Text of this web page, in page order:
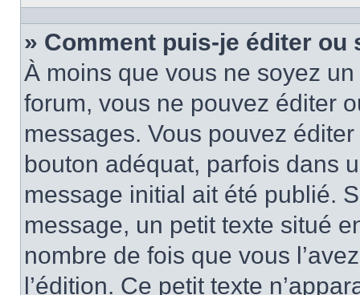
» Comment puis-je éditer
À moins que vous ne soyez
forum, vous ne pouvez éditer
messages. Vous pouvez
bouton adéquat, parfois dans
message initial ait été publié.
message, un petit texte situé
nombre de fois que vous
l’édition. Ce petit texte